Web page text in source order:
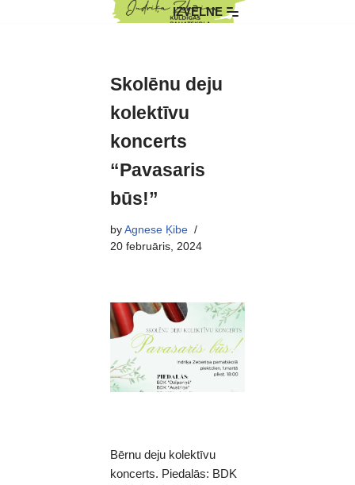
IZVĒLNE
Skolēnu deju
kolektīvu
koncerts
“Pavasaris
būs!”
by Agnese Ķibe
20 februāris, 2024
Bērnu deju kolektīvu
koncerts. Piedalās: BDK